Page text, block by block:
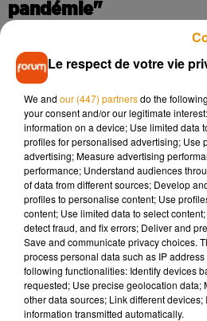
pandémie"
Car sur le plan sanitaire, la
être mesurée plus finement après
"flash", programmée mardi et
complètement la donne", ajoute le
des niveaux de 7 à 9% des cas
entraînent "l'équivalent d'une
lui.
Côté gouvernement, le ministre de
dit attendre "d'être fixé sur les
généralisé. "On le sera la semaine
Journal du Dimanche. "Si ça ne
[du Covid-19] commencent à se
gouvernement "prendra des
prévient-il. "Et cela s'appelle le
Le respect de votre vie
We and our (447) partnersdo the
your consent and/or our legitimate
information on a device; Use limited data
profiles for personalised advertising; Use
advertising; Measure advertising
performance; Understand audiences
of data from different sources; Develop
profiles to personalise content; Use
content; Use limited data to select
detect fraud, and fix errors; Deliver and
Save and communicate privacy choices.
process personal data such as IP
following functionalities: Identify devices
requested; Use precise geolocation data;
other data sources; Link different
information transmitted automatically.